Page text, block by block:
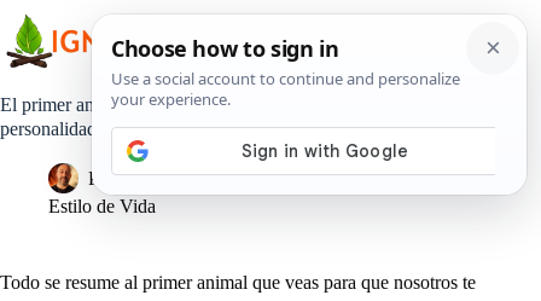
contenido
El primer animal que veas primero revelará mucho sobre tu
personalidad
Pedro Lisperguer
19 marzo, 2019
Estilo de Vida
Todo se resume al primer animal que veas para que nosotros te